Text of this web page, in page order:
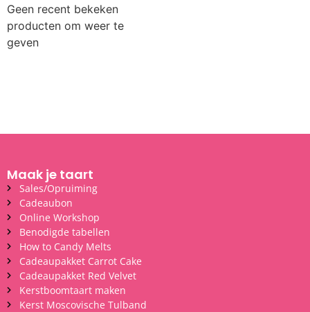
Geen recent bekeken
producten om weer te
geven
Maak je taart
Sales/Opruiming
Cadeaubon
Online Workshop
Benodigde tabellen
How to Candy Melts
Cadeaupakket Carrot Cake
Cadeaupakket Red Velvet
Kerstboomtaart maken
Kerst Moscovische Tulband